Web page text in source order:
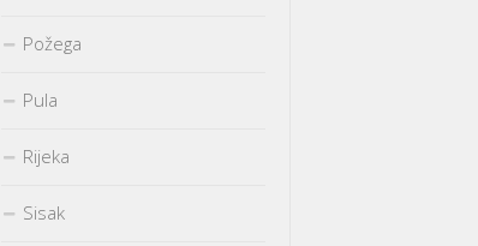
Požega
Pula
Rijeka
Sisak